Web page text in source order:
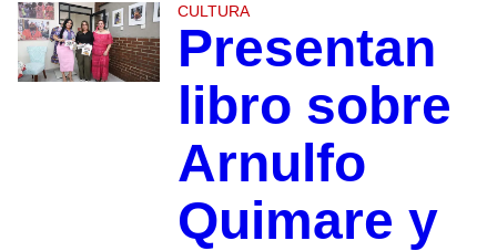
CULTURA
Presentan
libro sobre
Arnulfo
Quimare y